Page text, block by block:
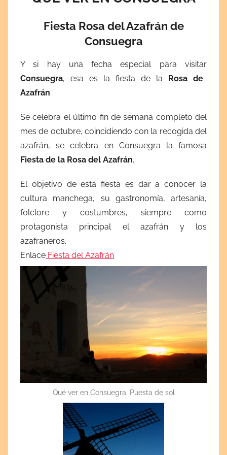
Fiesta Rosa del Azafrán de
Consuegra
Y si hay una fecha especial para visitar
Consuegra, esa es la fiesta de la Rosa de
Azafrán.
Se celebra el último fin de semana completo del
mes de octubre, coincidiendo con la recogida del
azafrán, se celebra en Consuegra la famosa
Fiesta de la Rosa del Azafrán.
El objetivo de esta fiesta es dar a conocer la
cultura manchega, su gastronomía, artesanía,
folclore y costumbres, siempre como
protagonista principal el azafrán y los
azafraneros.
Enlace Fiesta del Azafrán
Qué ver en Consuegra. Puesta de sol